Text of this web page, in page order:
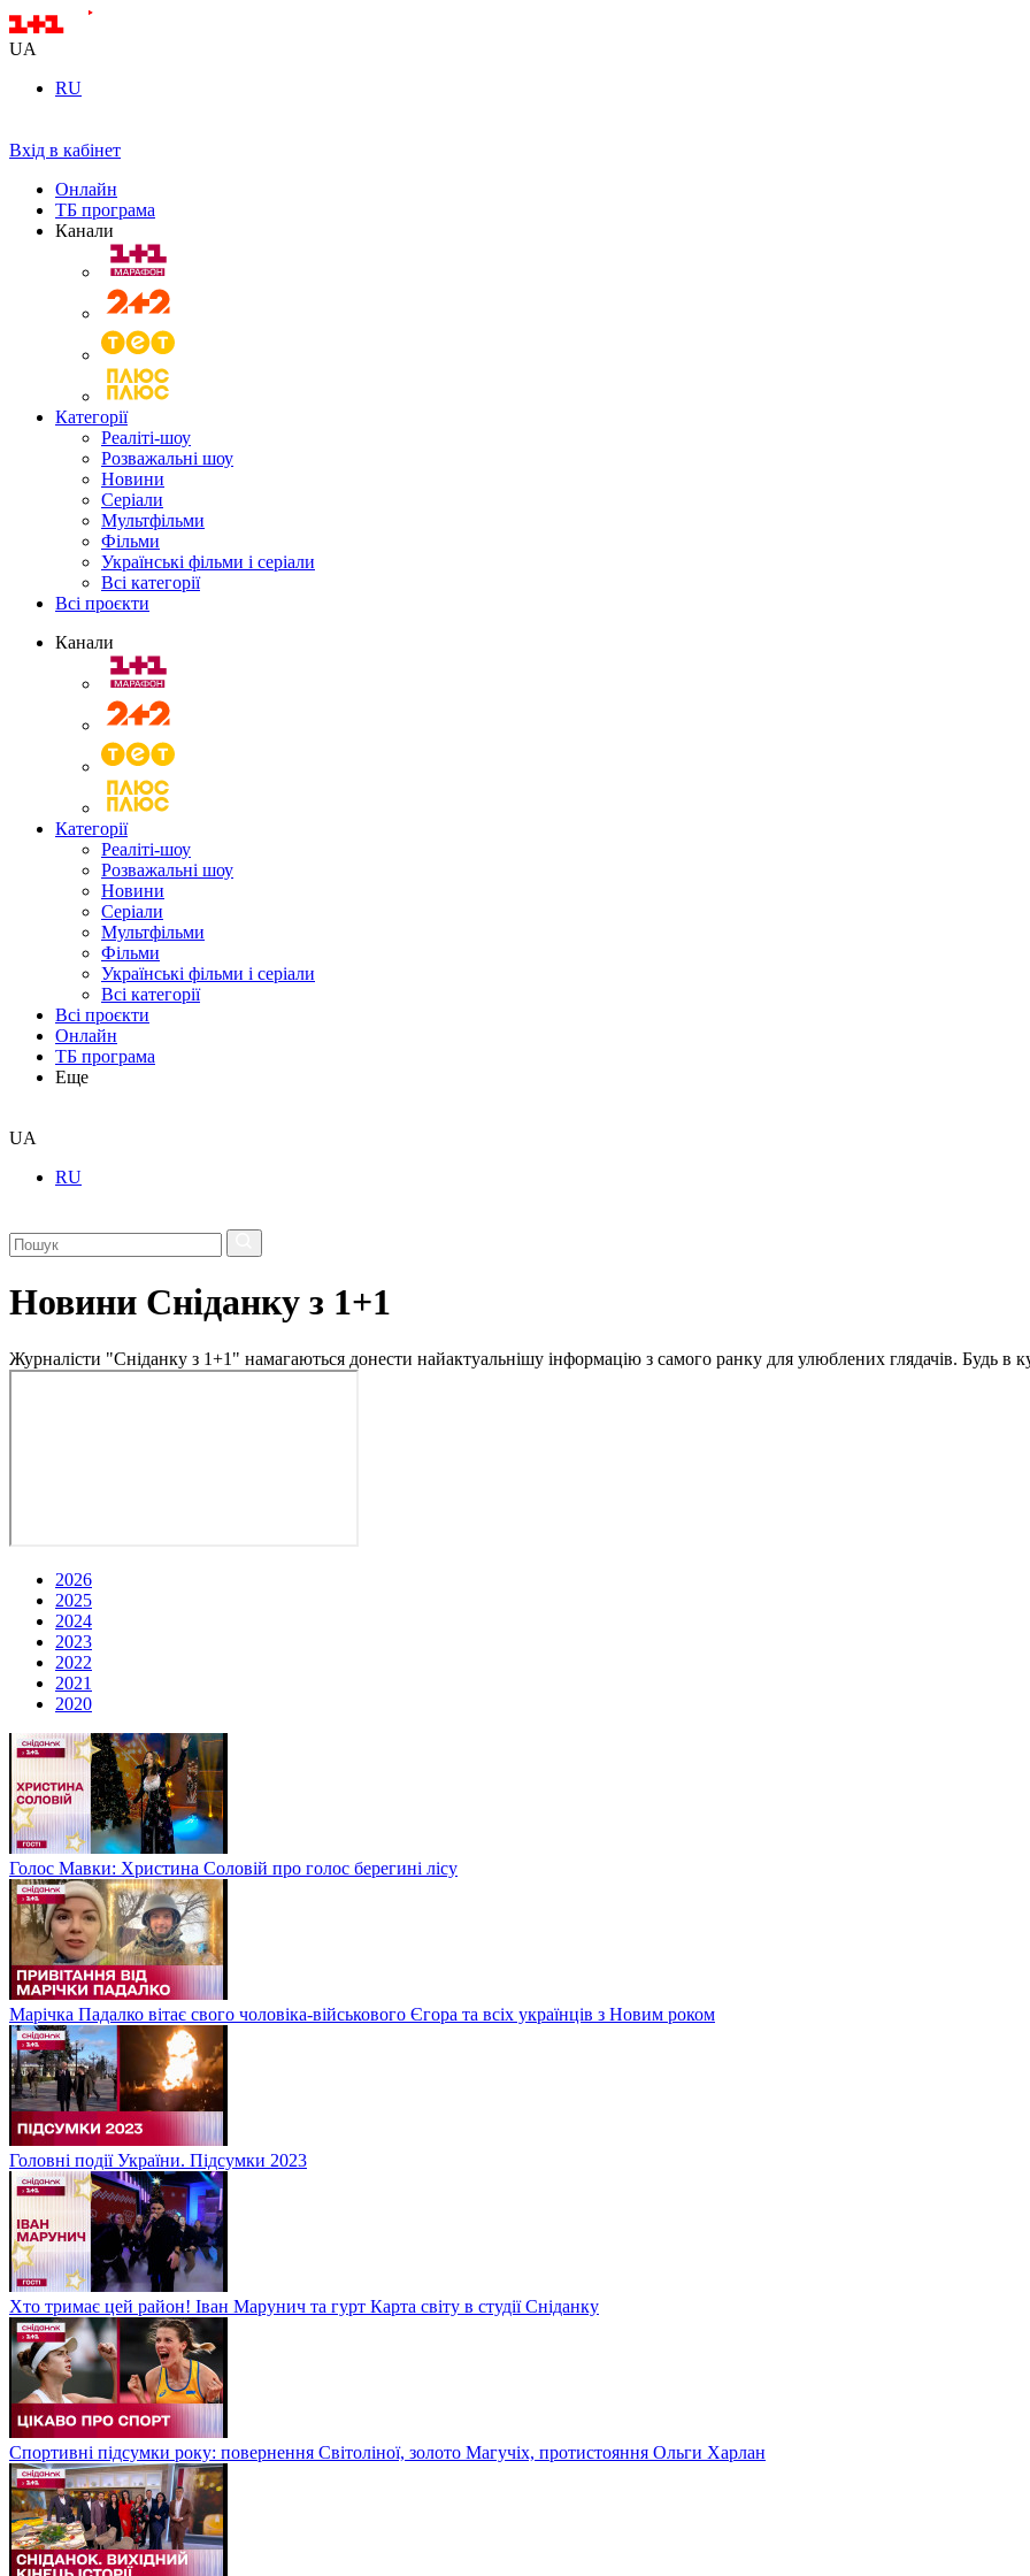
UA
RU
Вхід в кабінет
Онлайн
ТБ програма
Канали
Категорії
Реаліті-шоу
Розважальні шоу
Новини
Серіали
Мультфільми
Фільми
Українські фільми і серіали
Всі категорії
Всі проєкти
Канали
Категорії
Реаліті-шоу
Розважальні шоу
Новини
Серіали
Мультфільми
Фільми
Українські фільми і серіали
Всі категорії
Всі проєкти
Онлайн
ТБ програма
Еще
UA
RU
Новини Сніданку з 1+1
Журналісти "Сніданку з 1+1" намагаються донести найактуальнішу інформацію з самого ранку для улюблених глядачів. Будь в
2026
2025
2024
2023
2022
2021
2020
Голос Мавки: Христина Соловій про голос берегині лісу
Марічка Падалко вітає свого чоловіка-військового Єгора та всіх українців з Новим роком
Головні події України. Підсумки 2023
Хто тримає цей район! Іван Марунич та гурт Карта світу в студії Сніданку
Спортивні підсумки року: повернення Світоліної, золото Магучіх, протистояння Ольги Харлан